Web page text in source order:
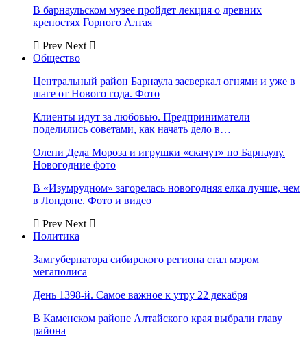
В барнаульском музее пройдет лекция о древних
крепостях Горного Алтая
Prev Next
Общество
Центральный район Барнаула засверкал огнями и уже в
шаге от Нового года. Фото
Клиенты идут за любовью. Предприниматели
поделились советами, как начать дело в…
Олени Деда Мороза и игрушки «скачут» по Барнаулу.
Новогодние фото
В «Изумрудном» загорелась новогодняя елка лучше, чем
в Лондоне. Фото и видео
Prev Next
Политика
Замгубернатора сибирского региона стал мэром
мегаполиса
День 1398-й. Самое важное к утру 22 декабря
В Каменском районе Алтайского края выбрали главу
района